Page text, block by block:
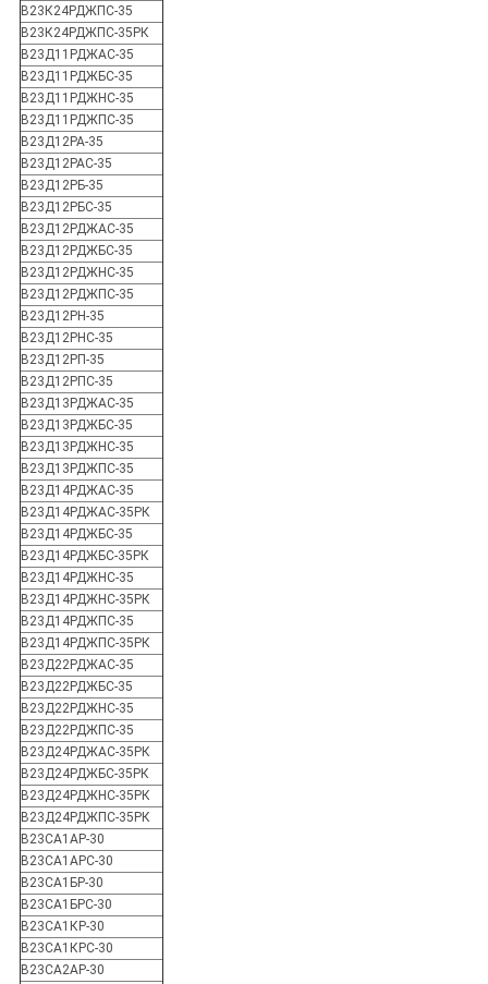
В23К24РДЖПС-35
В23К24РДЖПС-35РК
В23Д11РДЖАС-35
В23Д11РДЖБС-35
В23Д11РДЖНС-35
В23Д11РДЖПС-35
В23Д12РА-35
В23Д12РАС-35
В23Д12РБ-35
В23Д12РБС-35
В23Д12РДЖАС-35
В23Д12РДЖБС-35
В23Д12РДЖНС-35
В23Д12РДЖПС-35
В23Д12РН-35
В23Д12РНС-35
В23Д12РП-35
В23Д12РПС-35
В23Д13РДЖАС-35
В23Д13РДЖБС-35
В23Д13РДЖНС-35
В23Д13РДЖПС-35
В23Д14РДЖАС-35
В23Д14РДЖАС-35РК
В23Д14РДЖБС-35
В23Д14РДЖБС-35РК
В23Д14РДЖНС-35
В23Д14РДЖНС-35РК
В23Д14РДЖПС-35
В23Д14РДЖПС-35РК
В23Д22РДЖАС-35
В23Д22РДЖБС-35
В23Д22РДЖНС-35
В23Д22РДЖПС-35
В23Д24РДЖАС-35РК
В23Д24РДЖБС-35РК
В23Д24РДЖНС-35РК
В23Д24РДЖПС-35РК
В23СА1АР-30
В23СА1АРС-30
В23СА1БР-30
В23СА1БРС-30
В23СА1КР-30
В23СА1КРС-30
В23СА2АР-30